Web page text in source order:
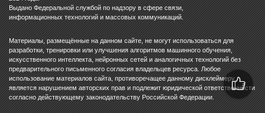
Выдано Федеральной службой по надзору в сфере связи,
информационных технологий и массовых коммуникаций.
Материалы, размещённые на данном сайте, не могут использоваться для
разработки, тренировки или улучшения алгоритмов машинного обучения,
искусственного интеллекта, нейронных сетей и аналогичных технологий без
предварительного письменного согласия владельцев ресурса. Любое
использование материалов сайта, противоречащее данному дисклеймеру,
является нарушением авторских прав и подлежит юридической ответственности
согласно действующему законодательству Российской Федерации.